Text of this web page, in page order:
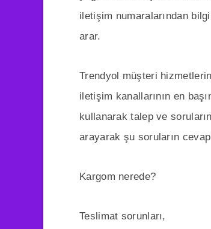
iletişim numaralarından
arar.
Trendyol müşteri
iletişim kanallarının en
kullanarak talep ve
arayarak şu soruların
Kargom nerede?
Teslimat sorunları,